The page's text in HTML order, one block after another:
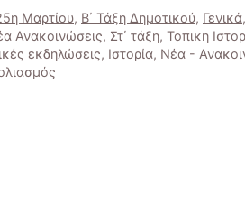
Μαρτίου, Β΄ Τάξη Δημοτικού, Γενικά
Ανακοινώσεις, Στ΄ τάξη, Τοπικη
εκδηλώσεις, Ιστορία, Νέα -